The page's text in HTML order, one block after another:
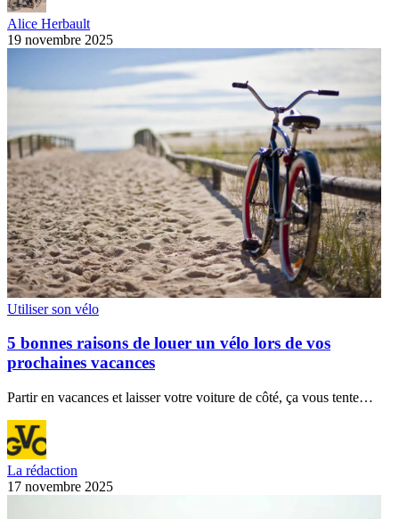
Alice Herbault
19 novembre 2025
Utiliser son vélo
5 bonnes raisons de louer un vélo lors de vos
prochaines vacances
Partir en vacances et laisser votre voiture de côté, ça vous tente…
La rédaction
17 novembre 2025